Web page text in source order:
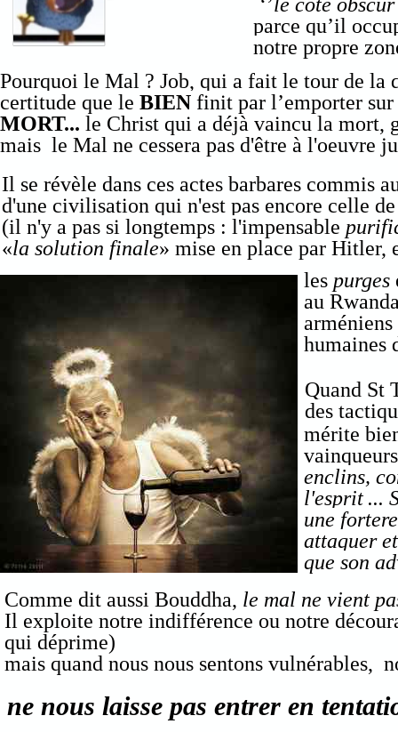
parce qu’il
notre propre
Pourquoi le Mal ? Job, qui a fait le tour de la
certitude que leBIEN finit par l’emporter
MORT... le Christ qui a déjà vaincu la mort,
mais le Mal ne cessera pas d'être à l'oeuvre
ne nous laisse pas entrer en
Comme dit aussi Bouddha, le mal ne vient
Il exploite notre indifférence ou notre
qui déprime)
mais quand nous nous sentons vulnérables,
les purges
au
arméniens
humaines
Il se révèle dans ces actes barbares commis
d'une civilisation qui n'est pas encore celle
(il n'y a pas si longtemps : l'impensable
«la solution finale» mise en place par
Quand St
des
mérite
enclins,
l'esprit ...
une
attaquer
que son